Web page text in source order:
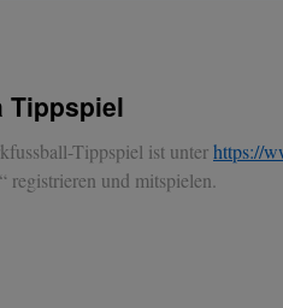
Tippspiel
Tippspiel ist unterhttps://
registrieren und mitspielen.